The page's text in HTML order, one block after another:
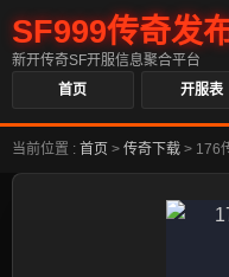
SF999传奇发
新开传奇SF开服信息聚合平台
首页
开服表
当前位置 : 首页 > 传奇下载 > 176